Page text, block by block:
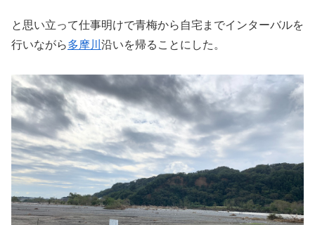
と思い立って仕事明けで青梅から自宅までインターバルを
行いながら多摩川 沿いを帰ることにした。